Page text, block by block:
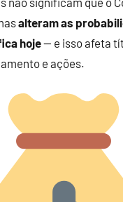
alteram as
hoje— e isso afeta
e ações.